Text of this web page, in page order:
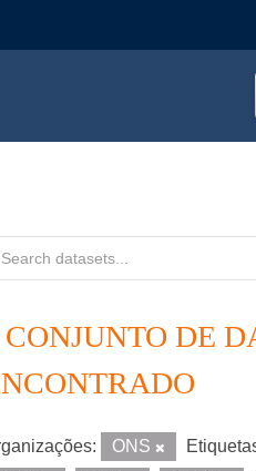
CONJUNTO DE
ONS